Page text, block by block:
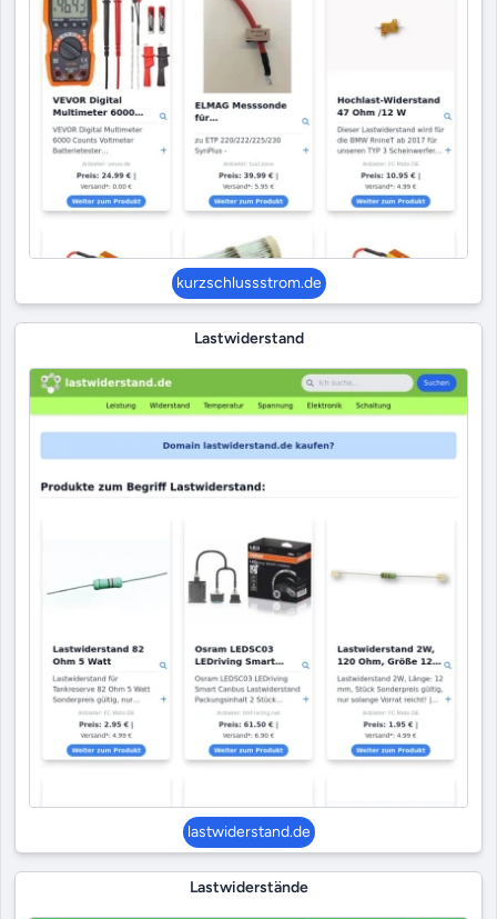
kurzschlussstrom.de
Lastwiderstand
lastwiderstand.de
Lastwiderstände